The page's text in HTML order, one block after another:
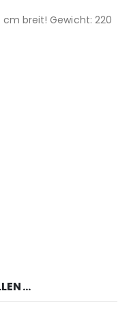
breit! Gewicht: 220
…